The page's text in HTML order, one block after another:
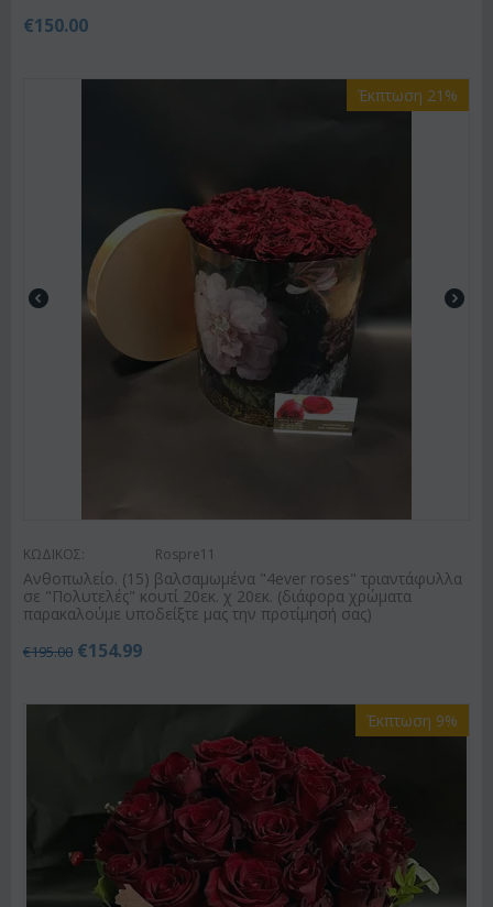
€150.00
Έκπτωση 21%
ΚΩΔΙΚΟΣ: Rospre11
Ανθοπωλείο. (15) βαλσαμωμένα "4ever roses" τριαντάφυλλα
σε "Πολυτελές" κουτί 20εκ. χ 20εκ. (διάφορα χρώματα
παρακαλούμε υποδείξτε μας την προτίμησή σας)
€195.00 €154.99
Έκπτωση 9%